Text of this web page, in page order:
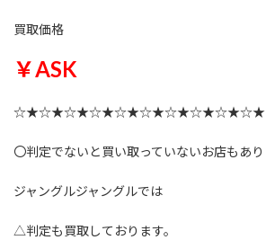
買取価格
￥ASK
☆★☆★☆★☆★☆★☆★☆★☆★☆★☆★
〇判定でないと買い取っていないお店もあ
ジャングルジャングルでは
△判定も買取しております。